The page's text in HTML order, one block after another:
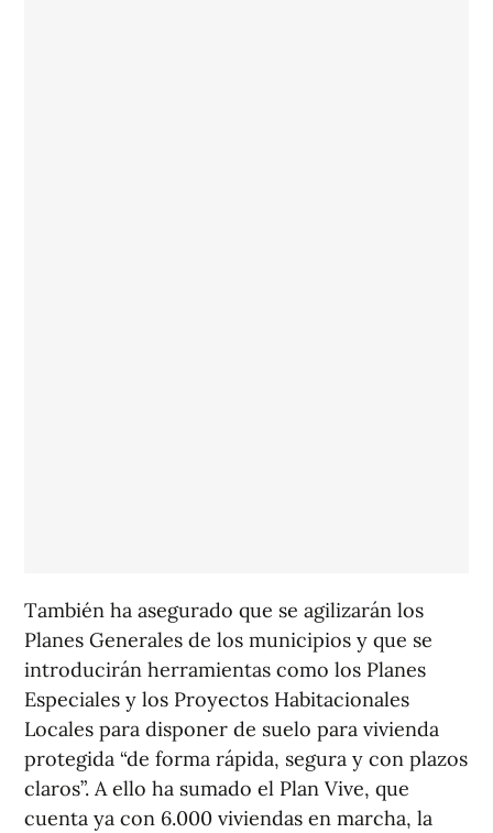
También ha asegurado que se agilizarán los
Planes Generales de los municipios y que se
introducirán herramientas como los Planes
Especiales y los Proyectos Habitacionales
Locales para disponer de suelo para vivienda
protegida “de forma rápida, segura y con plazos
claros”. A ello ha sumado el Plan Vive, que
cuenta ya con 6.000 viviendas en marcha, la